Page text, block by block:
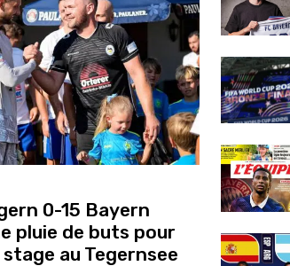
0-15 Bayern
pluie de buts pour
au Tegernsee